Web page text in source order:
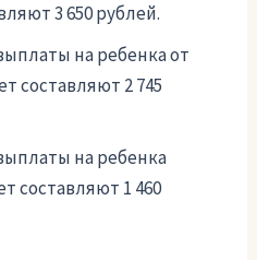
3 650 рублей.
на ребенка от
составляют 2 745
на ребенка
составляют 1 460